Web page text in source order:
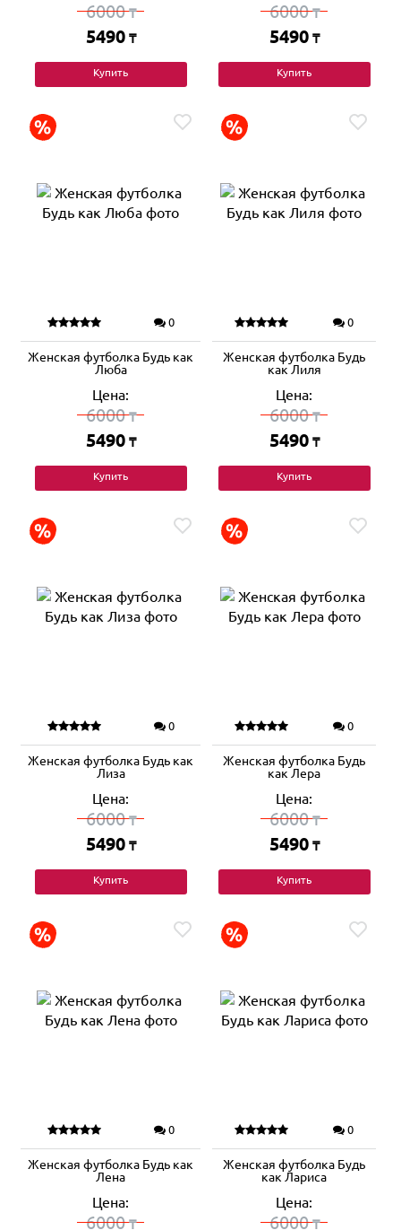
6000₸
5490 ₸
Купить
6000₸
5490 ₸
Купить
0
Женская футболка Будь как
Люба
Цена:
6000₸
5490 ₸
Купить
0
Женская футболка Будь
как Лиля
Цена:
6000₸
5490 ₸
Купить
0
Женская футболка Будь как
Лиза
Цена:
6000₸
5490 ₸
Купить
0
Женская футболка Будь
как Лера
Цена:
6000₸
5490 ₸
Купить
0
Женская футболка Будь как
Лена
Цена:
6000₸
0
Женская футболка Будь
как Лариса
Цена:
6000₸